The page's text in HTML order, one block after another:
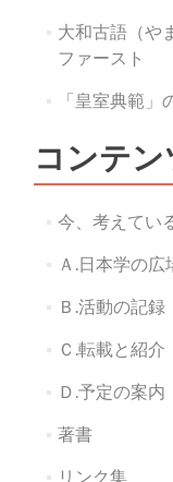
ン
大和古語（や
ファースト
「皇室典範
コンテ
今、考えてい
Ａ.日本学の広
Ｂ.活動の記録
Ｃ.転載と紹介
Ｄ.予定の案内
著書
リンク集